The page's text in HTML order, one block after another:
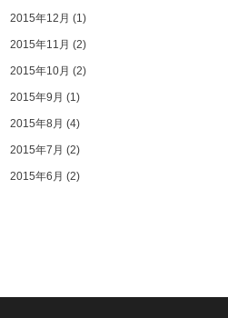
2015年12月 (1)
2015年11月 (2)
2015年10月 (2)
2015年9月 (1)
2015年8月 (4)
2015年7月 (2)
2015年6月 (2)